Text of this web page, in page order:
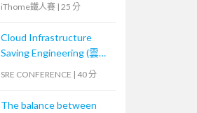
iThome鐵人賽 | 25 分
Cloud Infrastructure
Saving Engineering (雲端
SRE CONFERENCE | 40 分
The balance between